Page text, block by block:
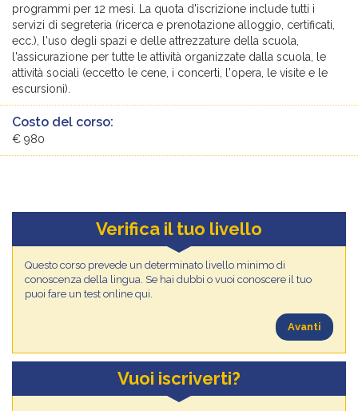
programmi per 12 mesi. La quota d'iscrizione include tutti i
servizi di segreteria (ricerca e prenotazione alloggio, certificati,
ecc.), l'uso degli spazi e delle attrezzature della scuola,
l'assicurazione per tutte le attività organizzate dalla scuola, le
attività sociali (eccetto le cene, i concerti, l'opera, le visite e le
escursioni).
Costo del corso:
€ 980
Verifica il tuo livello
Questo corso prevede un determinato livello minimo di
conoscenza della lingua. Se hai dubbi o vuoi conoscere il tuo
puoi fare un test online qui.
Avanti
Vuoi iscriverti?